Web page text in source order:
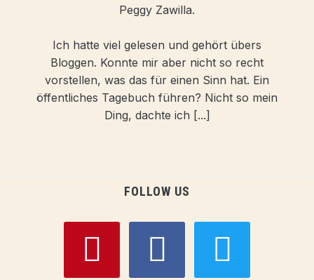
Peggy Zawilla.
Ich hatte viel gelesen und gehört übers
Bloggen. Konnte mir aber nicht so recht
vorstellen, was das für einen Sinn hat. Ein
öffentliches Tagebuch führen? Nicht so mein
Ding, dachte ich [...]
FOLLOW US